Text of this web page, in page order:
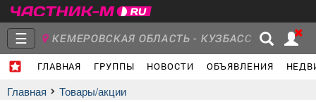
☰ КЕМЕРОВСКАЯ ОБЛАСТЬ - КУЗБАСС
ГЛАВНАЯ ГРУППЫ НОВОСТИ ОБЪЯВЛЕНИЯ
Главная
Главная Товары/акции